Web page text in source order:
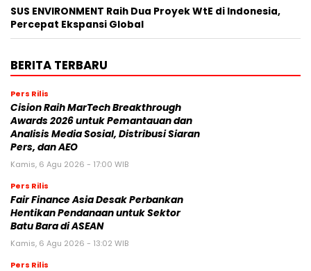
SUS ENVIRONMENT Raih Dua Proyek WtE di Indonesia,
Percepat Ekspansi Global
BERITA TERBARU
Pers Rilis
Cision Raih MarTech Breakthrough
Awards 2026 untuk Pemantauan dan
Analisis Media Sosial, Distribusi Siaran
Pers, dan AEO
Kamis, 6 Agu 2026 - 17:00 WIB
Pers Rilis
Fair Finance Asia Desak Perbankan
Hentikan Pendanaan untuk Sektor
Batu Bara di ASEAN
Kamis, 6 Agu 2026 - 13:02 WIB
Pers Rilis